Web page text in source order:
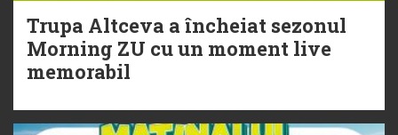
20 Iulie
Torpedoul lui Morar: Theo Rose -
Trupa Altceva a încheiat sezonul
Morning ZU cu un moment live
memorabil